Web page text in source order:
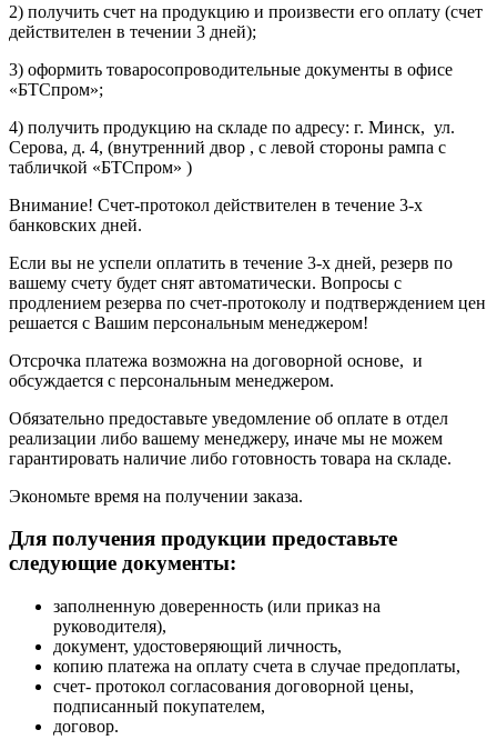
2) получить счет на продукцию и произвести его оплату (счет
действителен в течении 3 дней);
3) оформить товаросопроводительные документы в офисе
«БТСпром»;
4) получить продукцию на складе по адресу: г. Минск, ул.
Серова, д. 4, (внутренний двор , с левой стороны рампа с
табличкой «БТСпром» )
Внимание! Счет-протокол действителен в течение 3-х
банковских дней.
Если вы не успели оплатить в течение 3-х дней, резерв по
вашему счету будет снят автоматически. Вопросы с
продлением резерва по счет-протоколу и подтверждением цен
решается с Вашим персональным менеджером!
Отсрочка платежа возможна на договорной основе, и
обсуждается с персональным менеджером.
Обязательно предоставьте уведомление об оплате в отдел
реализации либо вашему менеджеру, иначе мы не можем
гарантировать наличие либо готовность товара на складе.
Экономьте время на получении заказа.
Для получения продукции предоставьте
следующие документы:
заполненную доверенность (или приказ на
руководителя),
документ, удостоверяющий личность,
копию платежа на оплату счета в случае предоплаты,
счет- протокол согласования договорной цены,
подписанный покупателем,
договор.